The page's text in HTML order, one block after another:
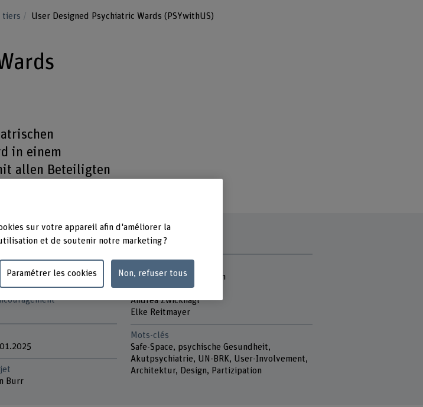
tiers User Designed Psychiatric Wards (PSYwithUS)
in einem
allen Beteiligten
"Caring Society"
Burr
Sabine Rühle Andersson
Claude Spiller
Andrea Zwicknagl
Elke Reitmayer
Mots-clés
Safe-Space, psychische Gesundheit,
Akutpsychiatrie, UN-BRK, User-Involvement,
Architektur, Design, Partizipation
sur votre appareil afin d'améliorer la
et de soutenir notre marketing ?
Paramétrer les cookies Non, refuser tous